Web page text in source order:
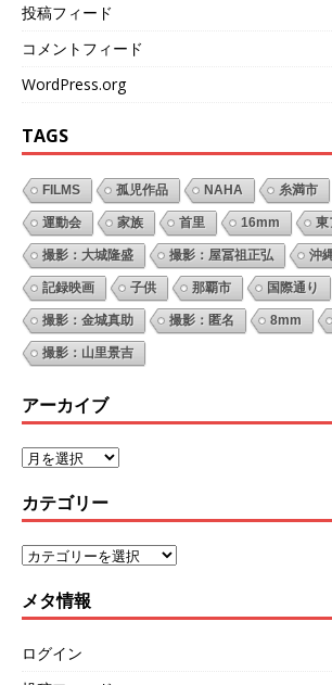
投稿フィード
コメントフィード
WordPress.org
TAGS
FILMS 孤児作品 NAHA 糸満市
運動会 家族 首里 16mm 東
撮影：大城隆盛 撮影：屋冨祖正弘 沖
記録映画 子供 那覇市 国際通り
撮影：金城真助 撮影：匿名 8mm
撮影：山里景吉
アーカイブ
カテゴリー
メタ情報
ログイン